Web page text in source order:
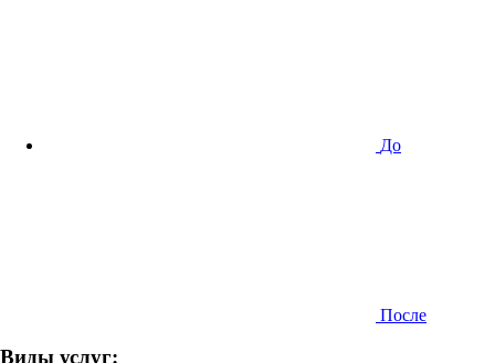
До
После
Виды услуг: